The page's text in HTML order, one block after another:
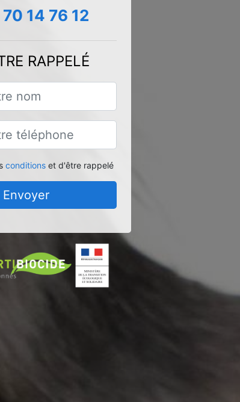
14 76 12
RAPPELÉ
conditionset d'être rappelé
Envoyer